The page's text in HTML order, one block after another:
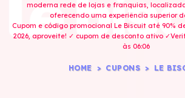
moderna rede de lojas e franquias,
oferecendo uma experiência superior
Cupom e código promocional Le Biscuit até 90%
2026, aproveite! ✓ cupom de desconto ativo
às 06:06
HOME CUPONS LE